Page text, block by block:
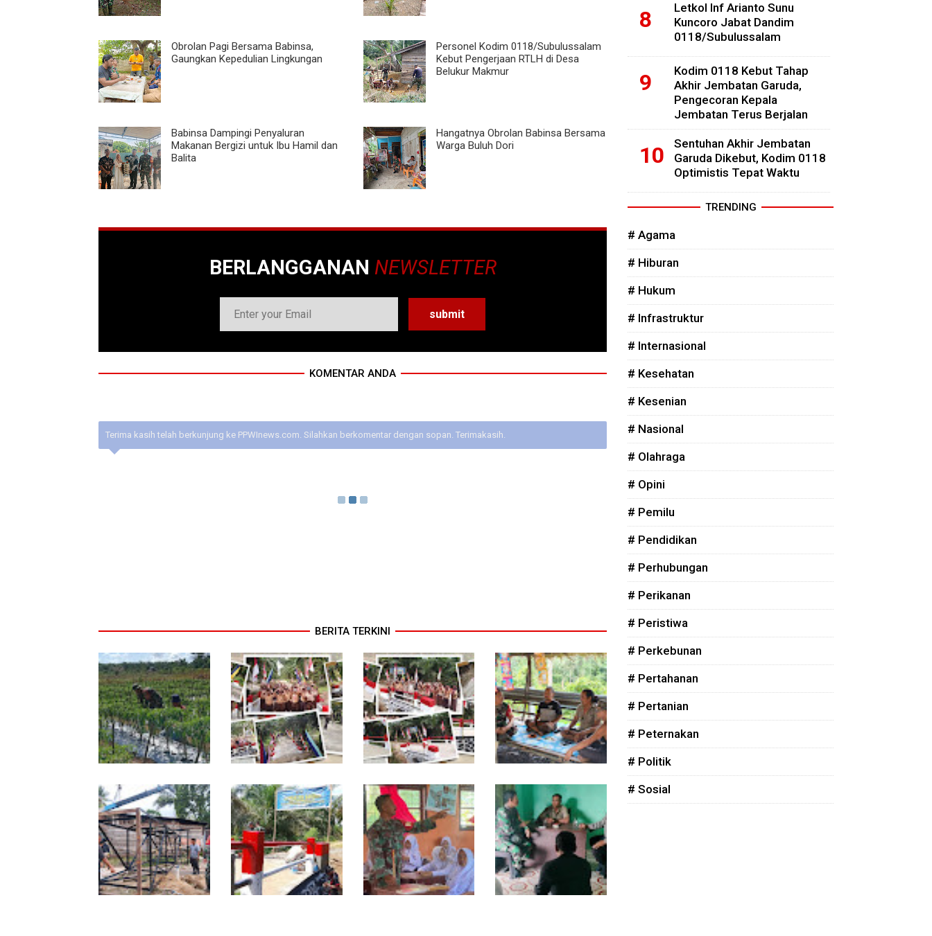
Obrolan Pagi Bersama Babinsa,
Gaungkan Kepedulian Lingkungan
Personel Kodim 0118/Subulussalam
Kebut Pengerjaan RTLH di Desa
Belukur Makmur
Babinsa Dampingi Penyaluran
Makanan Bergizi untuk Ibu Hamil dan
Balita
Hangatnya Obrolan Babinsa Bersama
Warga Buluh Dori
BERLANGGANAN NEWSLETTER
KOMENTAR ANDA
Terima kasih telah berkunjung ke PPWInews.com. Silahkan berkomentar dengan sopan. Terimakasih.
BERITA TERKINI
Babinsa Dampingi
Petani Rawat Cabai,
Dukung Ketahanan
Pangan
Tuntas Dibangun,
Jembatan Garuda
Perkuat Konektivitas
Teladan Baru–Kuala
Kepeng
TNI dan Warga
Tuntaskan Jembatan
Garuda, Akses Ekonomi
Kian Terbuka
Warung Kopi Jadi Ruang
Komsos, Babinsa Ajak
Warga Jaga Keamanan
Lingkungan
Letkol Inf Arianto Sunu
Kuncoro Jabat Dandim
0118/Subulussalam
Kodim 0118 Kebut Tahap
Akhir Jembatan Garuda,
Pengecoran Kepala
Jembatan Terus Berjalan
Sentuhan Akhir Jembatan
Garuda Dikebut, Kodim 0118
Optimistis Tepat Waktu
TRENDING
# Agama
# Hiburan
# Hukum
# Infrastruktur
# Internasional
# Kesehatan
# Kesenian
# Nasional
# Olahraga
# Opini
# Pemilu
# Pendidikan
# Perhubungan
# Perikanan
# Peristiwa
# Perkebunan
# Pertahanan
# Pertanian
# Peternakan
# Politik
# Sosial